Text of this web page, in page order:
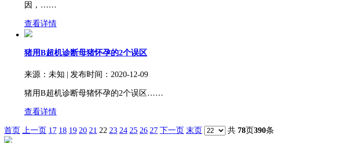
因，……
查看详情
猪用B超机诊断母猪怀孕的2个误区
来源：未知 | 发布时间：2020-12-09
猪用B超机诊断母猪怀孕的2个误区……
查看详情
首页 上一页 17 18 19 20 21 22 23 24 25 26 27 下一页 末页 共 78页390条